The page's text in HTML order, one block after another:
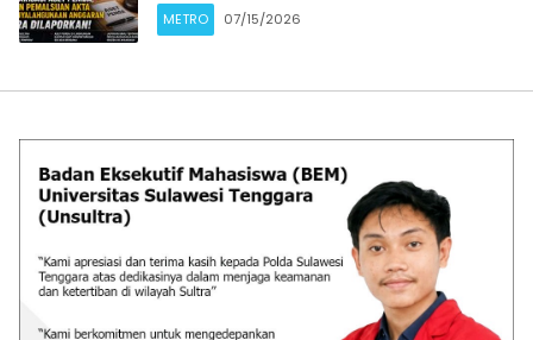
METRO 07/15/2026